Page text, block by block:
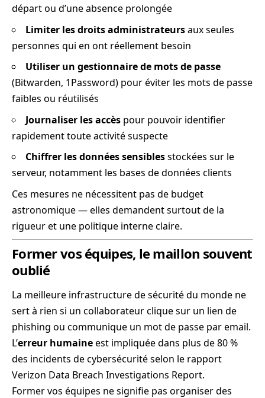
départ ou d’une absence prolongée
Limiter les droits administrateursaux seules
personnes qui en ont réellement besoin
Utiliser un gestionnaire de mots de passe
(Bitwarden, 1Password) pour éviter les mots de passe
faibles ou réutilisés
Journaliser les accès pour pouvoir identifier
rapidement toute activité suspecte
Chiffrer les données sensiblesstockées sur le
serveur, notamment les bases de données clients
Ces mesures ne nécessitent pas de budget
astronomique — elles demandent surtout de la
rigueur et une politique interne claire.
Former vos équipes, le maillon souvent
oublié
La meilleure infrastructure de sécurité du monde ne
sert à rien si un collaborateur clique sur un lien de
phishing ou communique un mot de passe par email.
L’erreur humaineest impliquée dans plus de 80 %
des incidents de cybersécurité selon le rapport
Verizon Data Breach Investigations Report.
Former vos équipes ne signifie pas organiser des